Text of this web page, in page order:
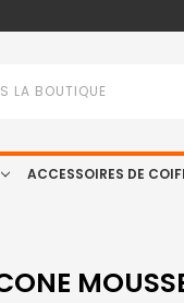
ACCESSOIRES DE